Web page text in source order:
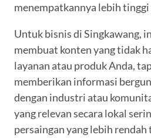
menempatkannya lebih
Untuk bisnis di Singkawang,
membuat konten yang tidak
layanan atau produk Anda,
memberikan informasi
dengan industri atau
yang relevan secara lokal
persaingan yang lebih